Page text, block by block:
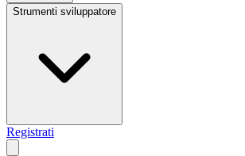
Strumenti sviluppatore
Registrati